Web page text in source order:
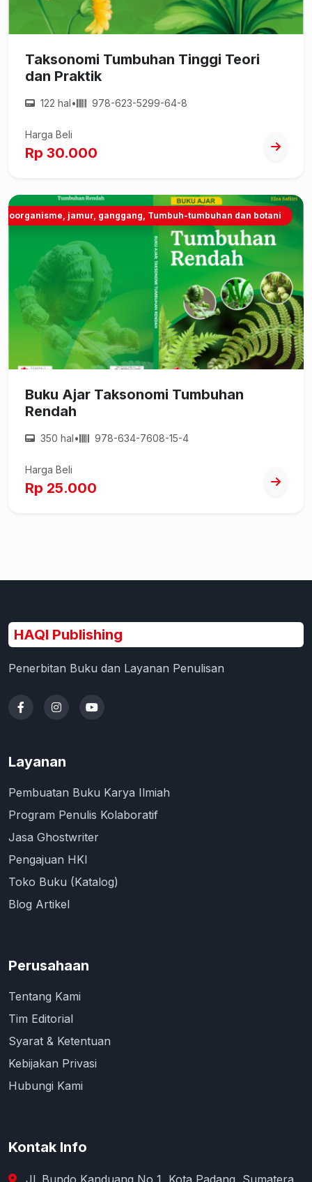
Taksonomi Tumbuhan Tinggi Teori
dan Praktik
122 hal• 978-623-5299-64-8
Harga Beli
Rp 30.000
jamur, ganggang, Tumbuh-tumbuhan dan botani
Buku Ajar Taksonomi Tumbuhan
Rendah
350 hal• 978-634-7608-15-4
Harga Beli
Rp 25.000
HAQI Publishing
Penerbitan Buku dan Layanan Penulisan
Layanan
Pembuatan Buku Karya Ilmiah
Program Penulis Kolaboratif
Jasa Ghostwriter
Pengajuan HKI
Toko Buku (Katalog)
Blog Artikel
Perusahaan
Tentang Kami
Tim Editorial
Syarat & Ketentuan
Kebijakan Privasi
Hubungi Kami
Kontak Info
Jl. Bundo Kanduang No 1, Kota Padang, Sumatera